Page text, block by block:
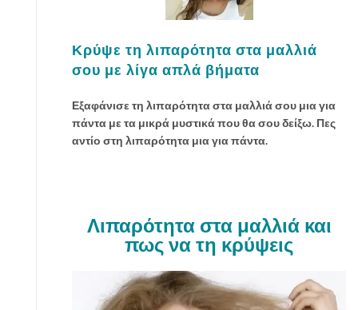
Κρύψε τη λιπαρότητα στα μαλλιά
σου με λίγα απλά βήματα
Εξαφάνισε τη λιπαρότητα στα μαλλιά σου μια για
πάντα με τα μικρά μυστικά που θα σου δείξω. Πες
αντίο στη λιπαρότητα μια για πάντα.
Λιπαρότητα στα μαλλιά και
πως να τη κρύψεις